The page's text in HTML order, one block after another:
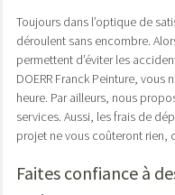
Toujours dans l’optique de
déroulent sans encombre.
permettent d’éviter les
DOERR Franck Peinture,
heure. Par ailleurs, nous
services. Aussi, les frais de
projet ne vous coûteront rien,
Faites confiance à